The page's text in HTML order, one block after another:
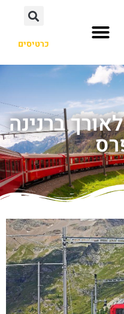
כרטיסים
ברנינה